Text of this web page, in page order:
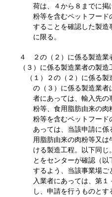
荷は、４から８までに
粉等を含むペットフード
することを確認した製造
に限る。
４ ２の（２）に係る製造業
（３）に係る製造業者の製
（１）２の（２）に係る
の（３）に係る製造業
者にあっては、輸入先
粉等、食用脂肪由来の
粉等を含むペットフード
あっては、当該申請に
用脂肪由来の肉粉等又
ける製造工程。以下同じ
とをセンターが確認（以
するよう、当該事業場
入業者にあっては、第
し、申請を行うものとす